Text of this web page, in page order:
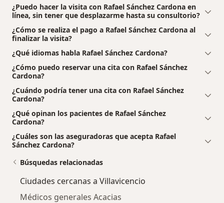
¿Puedo hacer la visita con Rafael Sánchez Cardona en
línea, sin tener que desplazarme hasta su consultorio?
¿Cómo se realiza el pago a Rafael Sánchez Cardona al
finalizar la visita?
¿Qué idiomas habla Rafael Sánchez Cardona?
¿Cómo puedo reservar una cita con Rafael Sánchez
Cardona?
¿Cuándo podría tener una cita con Rafael Sánchez
Cardona?
¿Qué opinan los pacientes de Rafael Sánchez
Cardona?
¿Cuáles son las aseguradoras que acepta Rafael
Sánchez Cardona?
Búsquedas relacionadas
Ciudades cercanas a Villavicencio
Médicos generales Acacias